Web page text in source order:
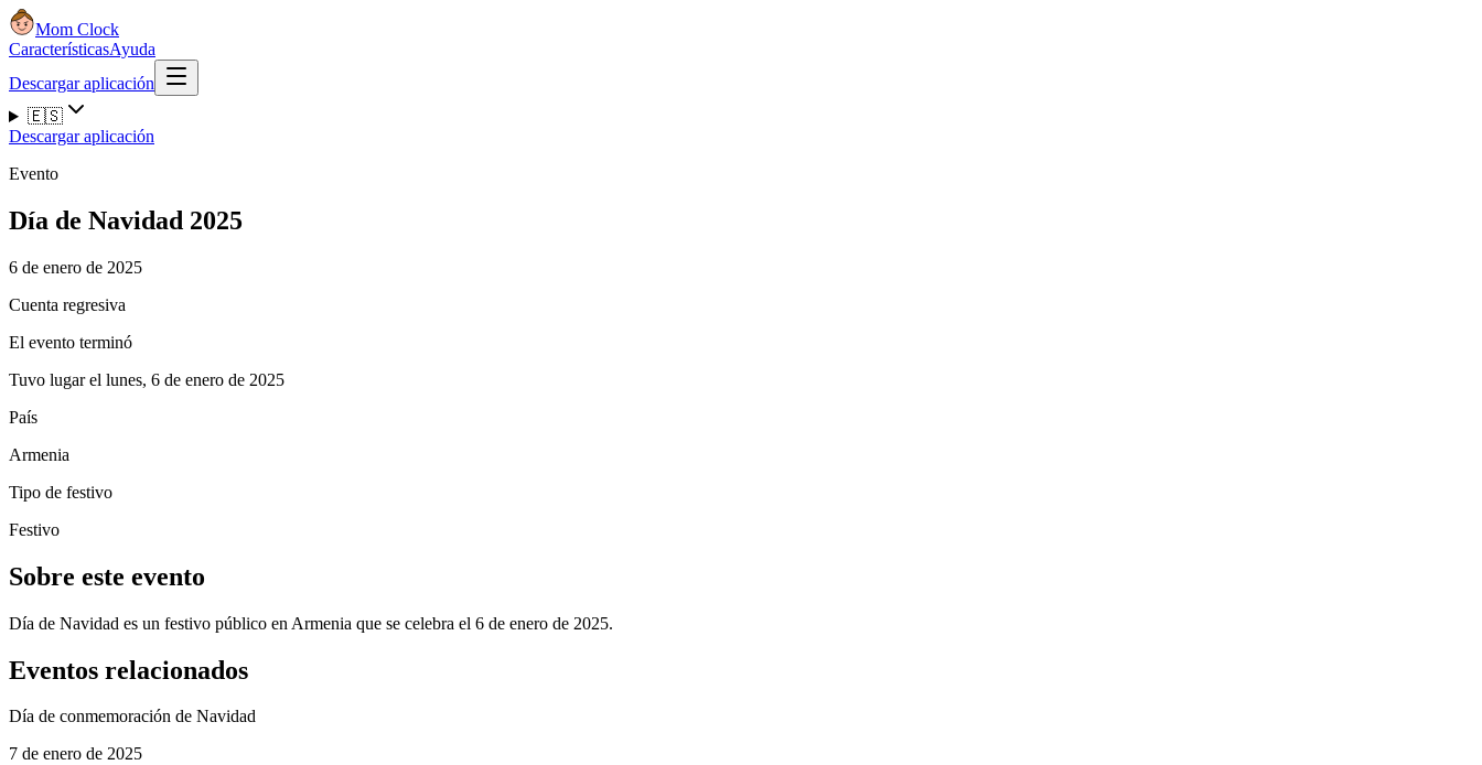
Mom Clock
CaracterísticasAyuda
Descargar aplicación
🇪🇸
Descargar aplicación
Evento
Día de Navidad 2025
6 de enero de 2025
Cuenta regresiva
El evento terminó
Tuvo lugar el lunes, 6 de enero de 2025
País
Armenia
Tipo de festivo
Festivo
Sobre este evento
Día de Navidad es un festivo público en Armenia que se celebra el 6 de enero de 2025.
Eventos relacionados
Día de conmemoración de Navidad
7 de enero de 2025